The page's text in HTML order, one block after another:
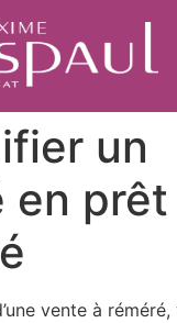
un
en prêt
vente à